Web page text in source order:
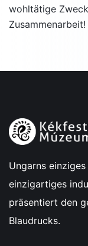
wohltätige
Zusammenarbeit!
Ungarns
einzigartiges
präsentiert den
Blaudrucks.